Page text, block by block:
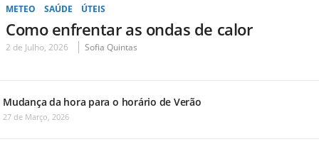
METEO SAÚDE ÚTEIS
Como enfrentar as ondas de calor
2 de Julho, 2026 Sofia Quintas
Mudança da hora para o horário de Verão
27 de Março, 2026